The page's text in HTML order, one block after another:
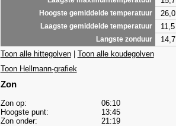
Hoogste gemiddelde temperatuur 26,0
Laagste gemiddelde temperatuur 11,5
Langste zonduur 14,7
Toon alle hittegolven| Toon alle koudegolven
Toon Hellmann-grafiek
Zon
Zon op:
06:10
Hoogste punt:
13:45
Zon onder:
21:19